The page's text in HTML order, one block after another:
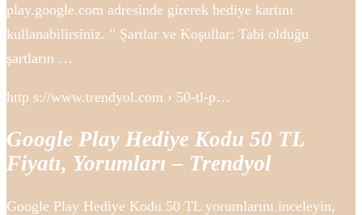
play.google.com adresinde girerek hediye kartını
kullanabilirsiniz. ” Şartlar ve Koşullar: Tabi olduğu
şartların …
http s://www.trendyol.com › 50-tl-p…
Google Play Hediye Kodu 50 TL
Fiyatı, Yorumları – Trendyol
Google Play Hediye Kodu 50 TL yorumlarını inceleyin,